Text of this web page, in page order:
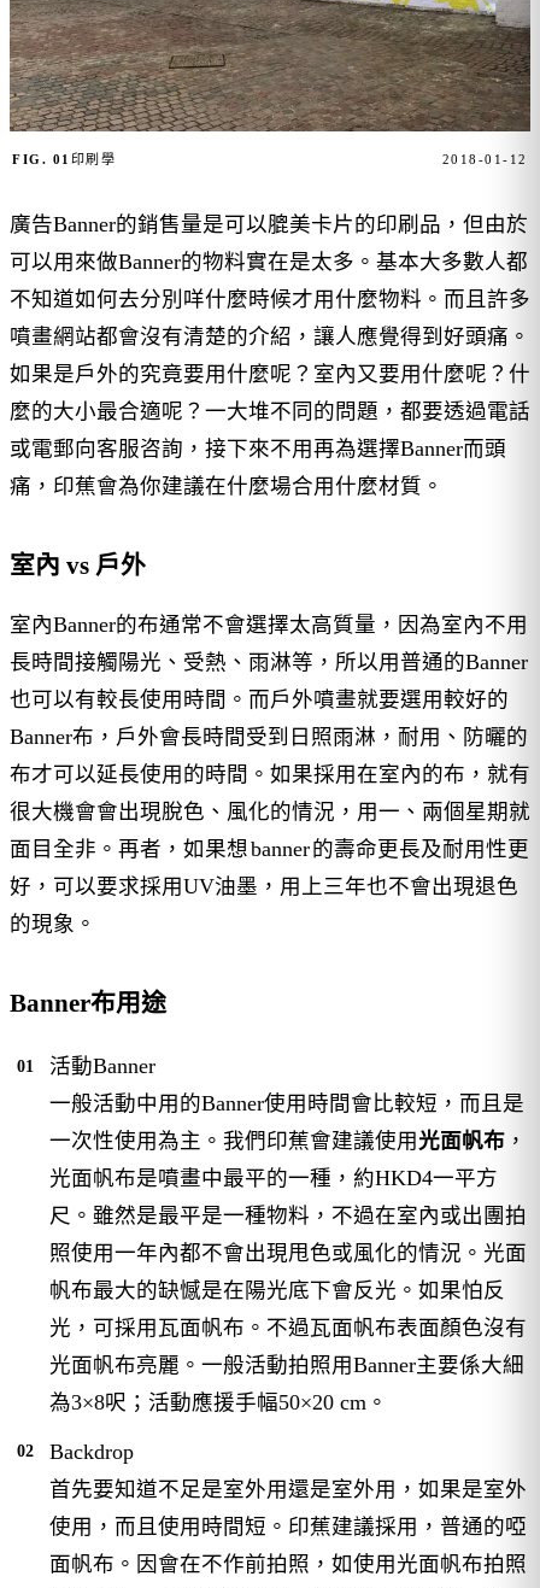
FIG. 01 印刷學 2018-01-12
廣告Banner的銷售量是可以膍美卡片的印刷品，但由於
可以用來做Banner的物料實在是太多。基本大多數人都
不知道如何去分別咩什麼時候才用什麼物料。而且許多
噴畫網站都會沒有清楚的介紹，讓人應覺得到好頭痛。
如果是戶外的究竟要用什麼呢？室內又要用什麼呢？什
麼的大小最合適呢？一大堆不同的問題，都要透過電話
或電郵向客服咨詢，接下來不用再為選擇Banner而頭
痛，印蕉會為你建議在什麼場合用什麼材質。
室內 vs 戶外
室內Banner的布通常不會選擇太高質量，因為室內不用
長時間接觸陽光、受熱、雨淋等，所以用普通的Banner
也可以有較長使用時間。而戶外噴畫就要選用較好的
Banner布，戶外會長時間受到日照雨淋，耐用、防曬的
布才可以延長使用的時間。如果採用在室內的布，就有
很大機會會出現脫色、風化的情況，用一、兩個星期就
面目全非。再者，如果想 banner的壽命更長及耐用性更
好，可以要求採用UV油墨，用上三年也不會出現退色
的現象。
Banner布用途
活動Banner
一般活動中用的Banner使用時間會比較短，而且是
一次性使用為主。我們印蕉會建議使用 光面帆布，
光面帆布是噴畫中最平的一種，約HKD4一平方
尺。雖然是最平是一種物料，不過在室內或出團拍
照使用一年內都不會出現甩色或風化的情況。光面
帆布最大的缺憾是在陽光底下會反光。如果怕反
光，可採用瓦面帆布。不過瓦面帆布表面顏色沒有
光面帆布亮麗。一般活動拍照用Banner主要係大細
為3×8呎；活動應援手幅50×20 cm。
Backdrop
首先要知道不足是室外用還是室外用，如果是室外
使用，而且使用時間短。印蕉建議採用，普通的啞
面帆布。因會在不作前拍照，如使用光面帆布拍照